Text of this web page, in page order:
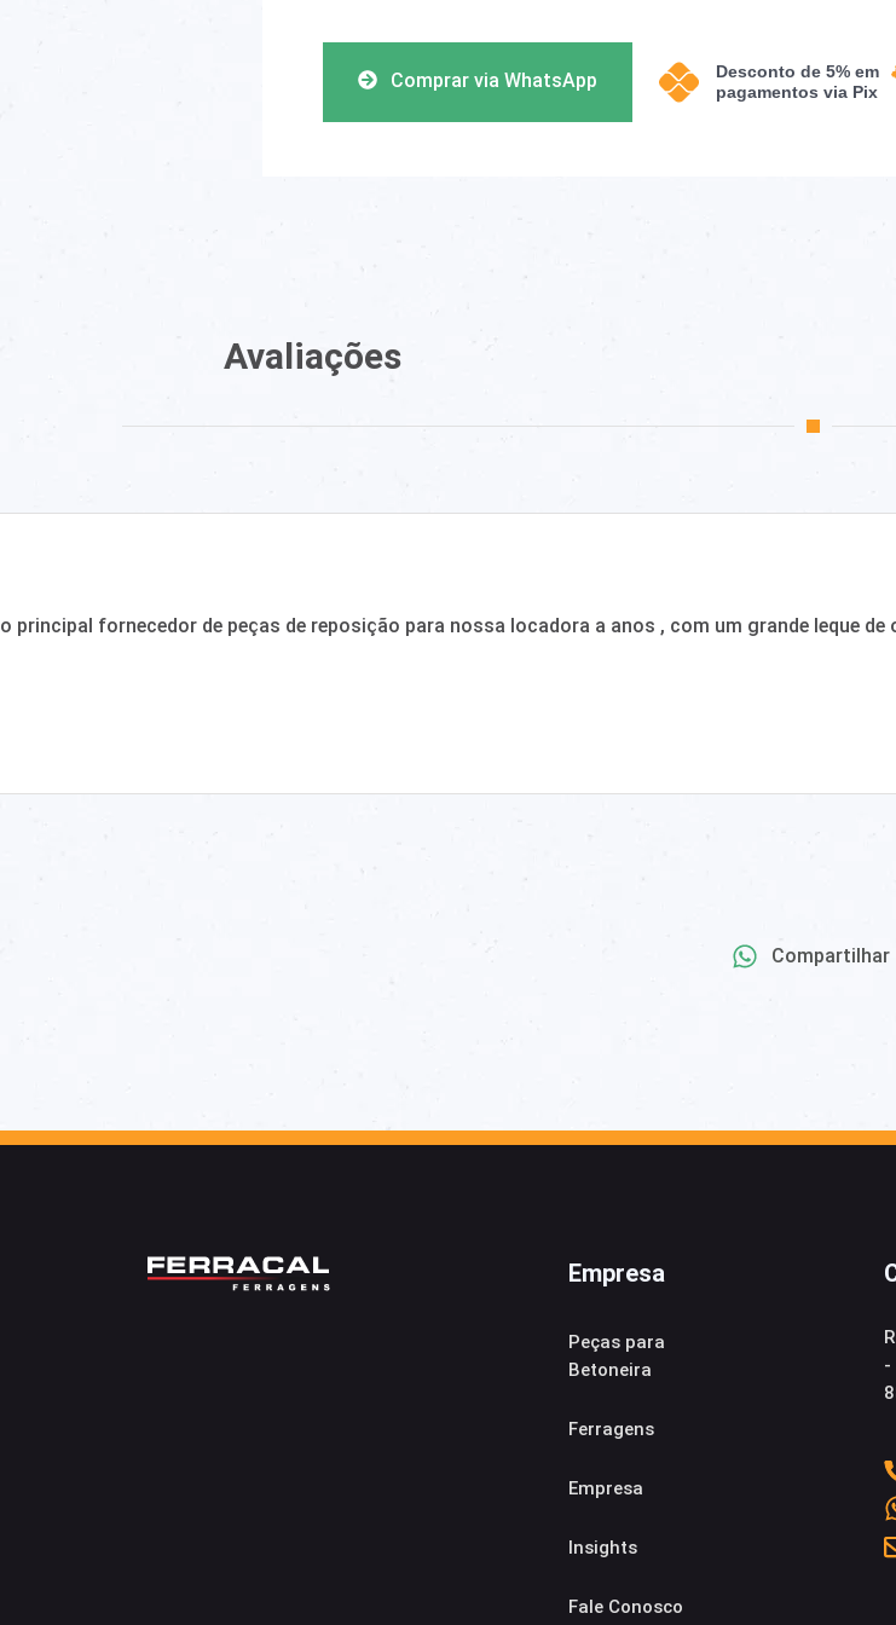
Comprar via WhatsApp
Desconto de 5% em
pagamentos via Pix
Avaliações
fornecedor de peças de reposição para nossa locadora a anos , com um grande leque
Compartilhar
Empresa
Peças para
Betoneira
Ferragens
Empresa
Insights​
Fale Conosco
-